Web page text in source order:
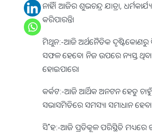
ନାହିଁ। ଆଜିର ଶୁଭଚନ୍ଦ୍ର ଯାତ୍ରା,
କରିପାରନ୍ତି।
ମିଥୁନ:-ଆଜି ଅର୍ଥନୈତିକ ଦୃଷ୍ଟିକୋଣରୁ
ସଫଳ ହେବେ। ନିଜ ଉପରେ ନ୍ୟସ୍ତ ଥିବା
ହୋଇପାରେ।
କର୍କଟ:-ଆଜି ଆର୍ଥିକ ଅନଟନ ହେତୁ
ସଭାସମିତିରେ ସମସ୍ୟା ସମାଧାନ
ସି˚ହ:-ଆଜି ପ୍ରତିକୂଳ ପରିସ୍ଥିତି ମଧ୍ୟରେ